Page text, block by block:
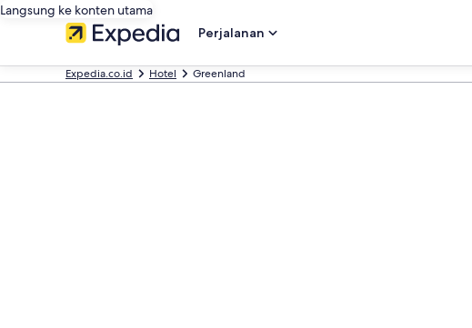
Langsung ke konten utama
Perjalanan
Expedia.co.id Hotel Greenland